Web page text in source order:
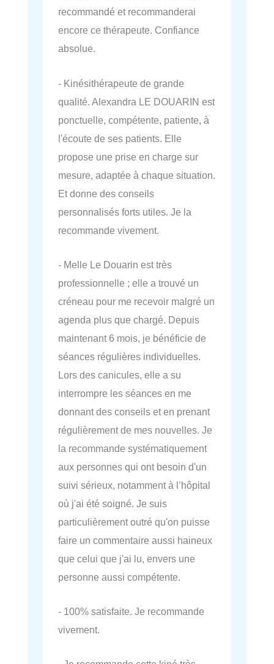
recommandé et recommanderai
encore ce thérapeute. Confiance
absolue.
- Kinésithérapeute de grande
qualité. Alexandra LE DOUARIN est
ponctuelle, compétente, patiente, à
l'écoute de ses patients. Elle
propose une prise en charge sur
mesure, adaptée à chaque situation.
Et donne des conseils
personnalisés forts utiles. Je la
recommande vivement.
- Melle Le Douarin est très
professionnelle ; elle a trouvé un
créneau pour me recevoir malgré un
agenda plus que chargé. Depuis
maintenant 6 mois, je bénéficie de
séances régulières individuelles.
Lors des canicules, elle a su
interrompre les séances en me
donnant des conseils et en prenant
régulièrement de mes nouvelles. Je
la recommande systématiquement
aux personnes qui ont besoin d'un
suivi sérieux, notamment à l’hôpital
où j'ai été soigné. Je suis
particulièrement outré qu'on puisse
faire un commentaire aussi haineux
que celui que j'ai lu, envers une
personne aussi compétente.
- 100% satisfaite. Je recommande
vivement.